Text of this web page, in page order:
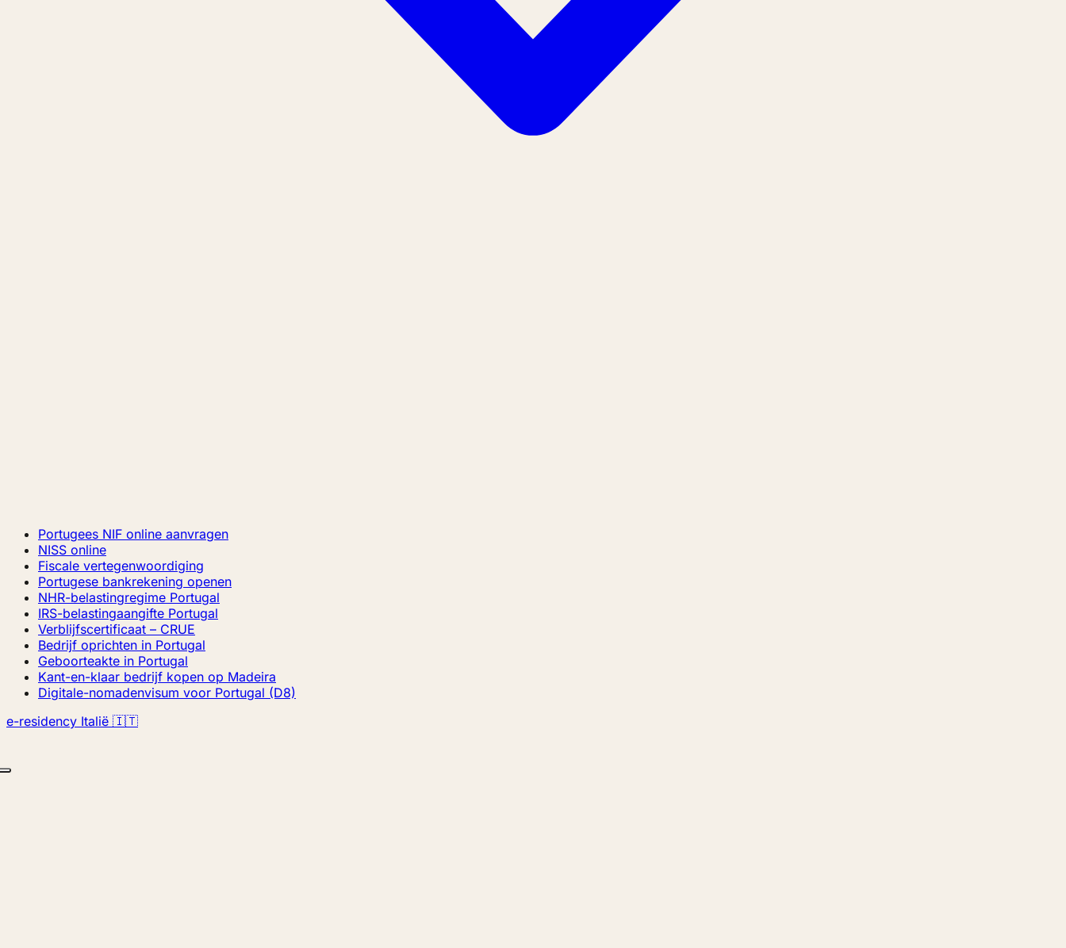
Portugees NIF online aanvragen
NISS online
Fiscale vertegenwoordiging
Portugese bankrekening openen
NHR-belastingregime Portugal
IRS-belastingaangifte Portugal
Verblijfscertificaat – CRUE
Bedrijf oprichten in Portugal
Geboorteakte in Portugal
Kant-en-klaar bedrijf kopen op Madeira
Digitale-nomadenvisum voor Portugal (D8)
e-residency Italië 🇮🇹